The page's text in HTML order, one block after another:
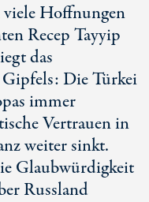
viele Hoffnungen
Recep Tayyip
das
Gipfels: Die Türkei
immer
Vertrauen in
weiter sinkt.
Glaubwürdigkeit
Russland